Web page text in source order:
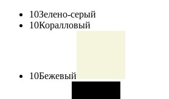
10Зелено-серый
10Коралловый
10Бежевый